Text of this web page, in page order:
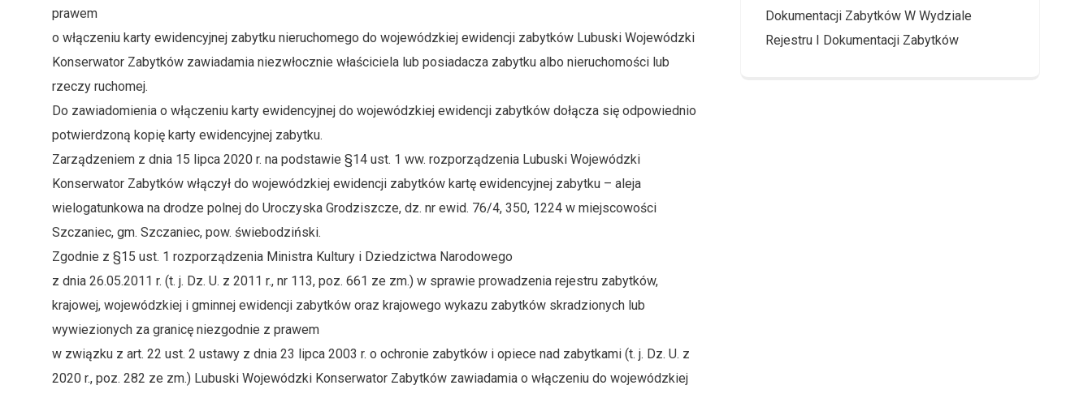
prawem
o włączeniu karty ewidencyjnej zabytku nieruchomego do wojewódzkiej ewidencji zabytków Lubuski Wojewódzki
Konserwator Zabytków zawiadamia niezwłocznie właściciela lub posiadacza zabytku albo nieruchomości lub
rzeczy ruchomej.
Do zawiadomienia o włączeniu karty ewidencyjnej do wojewódzkiej ewidencji zabytków dołącza się odpowiednio
potwierdzoną kopię karty ewidencyjnej zabytku.
Zarządzeniem z dnia 15 lipca 2020 r. na podstawie §14 ust. 1 ww. rozporządzenia Lubuski Wojewódzki
Konserwator Zabytków włączył do wojewódzkiej ewidencji zabytków kartę ewidencyjnej zabytku – aleja
wielogatunkowa na drodze polnej do Uroczyska Grodziszcze, dz. nr ewid. 76/4, 350, 1224 w miejscowości
Szczaniec, gm. Szczaniec, pow. świebodziński.
Zgodnie z §15 ust. 1 rozporządzenia Ministra Kultury i Dziedzictwa Narodowego
z dnia 26.05.2011 r. (t. j. Dz. U. z 2011 r., nr 113, poz. 661 ze zm.) w sprawie prowadzenia rejestru zabytków,
krajowej, wojewódzkiej i gminnej ewidencji zabytków oraz krajowego wykazu zabytków skradzionych lub
wywiezionych za granicę niezgodnie z prawem
w związku z art. 22 ust. 2 ustawy z dnia 23 lipca 2003 r. o ochronie zabytków i opiece nad zabytkami (t. j. Dz. U. z
2020 r., poz. 282 ze zm.) Lubuski Wojewódzki Konserwator Zabytków zawiadamia o włączeniu do wojewódzkiej
Dokumentacji Zabytków W Wydziale
Rejestru I Dokumentacji Zabytków